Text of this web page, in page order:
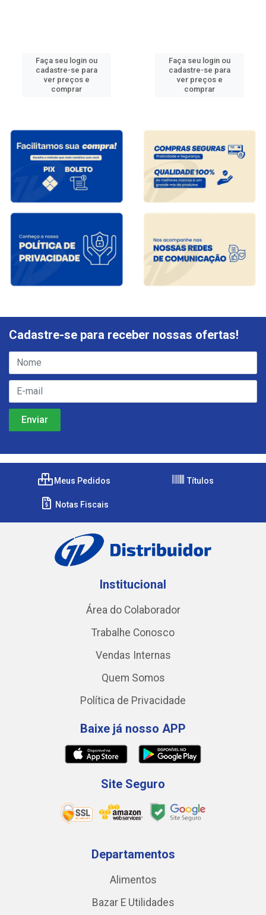
Faça seu login ou
cadastre-se para
ver preços e
comprar
Faça seu login ou
cadastre-se para
ver preços e
comprar
Cadastre-se para receber nossas ofertas!
Meus Pedidos Títulos
Notas Fiscais
Institucional
Área do Colaborador
Trabalhe Conosco
Vendas Internas
Quem Somos
Política de Privacidade
Baixe já nosso APP
Site Seguro
Departamentos
Alimentos
Bazar E Utilidades